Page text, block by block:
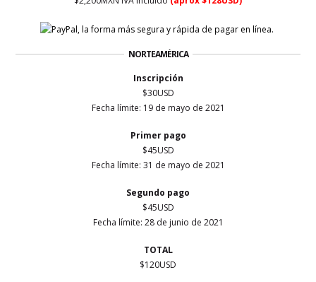
NORTEAMÉRICA
Inscripción
$30USD
Fecha límite: 19 de mayo de 2021
Primer pago
$45USD
Fecha límite: 31 de mayo de 2021
Segundo pago
$45USD
Fecha límite: 28 de junio de 2021
TOTAL
$120USD